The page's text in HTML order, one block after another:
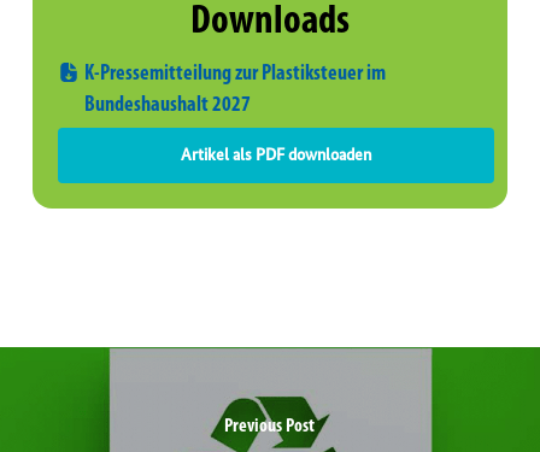
Downloads
K-Pressemitteilung zur Plastiksteuer im
Bundeshaushalt 2027
Artikel als PDF downloaden
Previous Post